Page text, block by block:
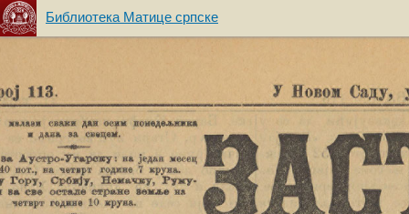
Библиотека Матице српске